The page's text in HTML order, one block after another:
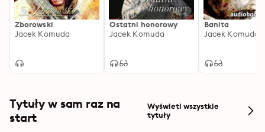
Zborowski
Jacek Komuda
Ostatni honorowy
Jacek Komuda
Banita
Jacek Komuda
Tytuły w sam raz na
start
Wyświetl wszystkie
tytuły